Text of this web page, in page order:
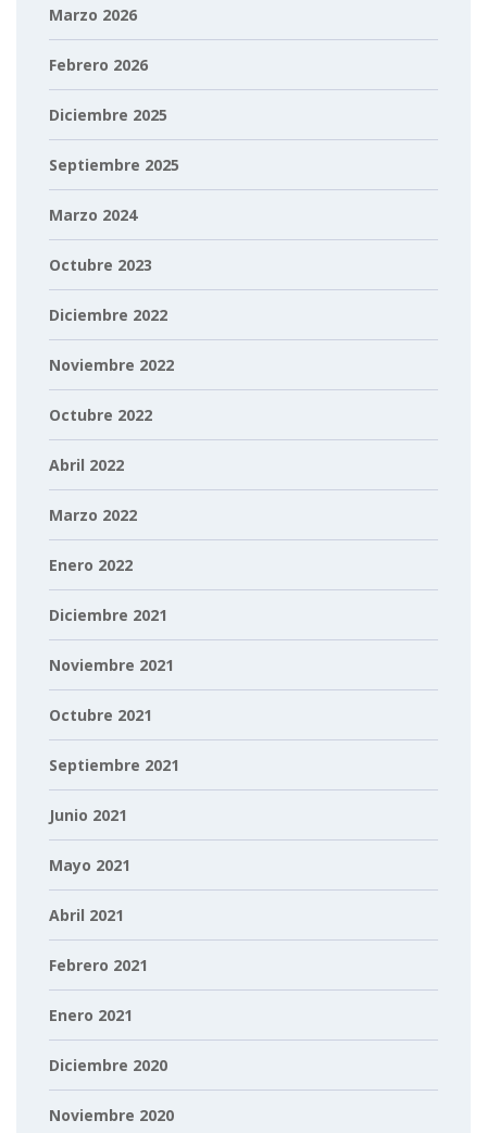
Marzo 2026
Febrero 2026
Diciembre 2025
Septiembre 2025
Marzo 2024
Octubre 2023
Diciembre 2022
Noviembre 2022
Octubre 2022
Abril 2022
Marzo 2022
Enero 2022
Diciembre 2021
Noviembre 2021
Octubre 2021
Septiembre 2021
Junio 2021
Mayo 2021
Abril 2021
Febrero 2021
Enero 2021
Diciembre 2020
Noviembre 2020